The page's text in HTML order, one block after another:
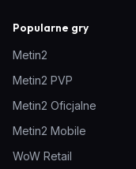
Popularne gry
Metin2
Metin2 PVP
Metin2 Oficjalne
Metin2 Mobile
WoW Retail